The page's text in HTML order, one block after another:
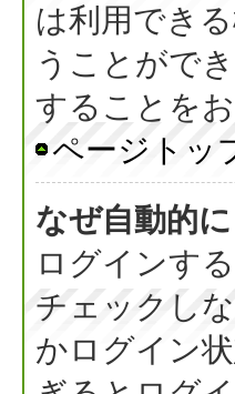
は利用でき
うことがで
することを
ページトッ
なぜ自動的
ログインす
チェックし
かログイン